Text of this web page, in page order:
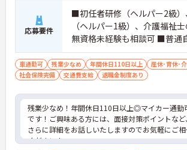
応募要件
■初任者研修（ヘルパー2級
（ヘルパー1級）、介護福祉
無資格未経験も相談可 ■普通
許（AT限定可）
車通勤可 残業少なめ 年間休日110日以上
産休･育休･
社会保険完備
交通費支給 退職金制度あり
残業少なめ！年間休日110日以上◎マイカー通勤
です！ご興味ある方には、面接対策ポイントなど、
さらに詳細をお話しいたしますのでお気軽にご相
ください！